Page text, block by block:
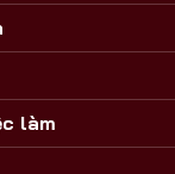
làm